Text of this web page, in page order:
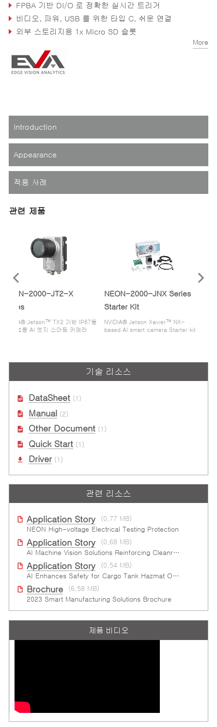
FPBA 기반 DI/O 로 정확한 실시간 트리거
비디오, 파워, USB 를 위한 타입 C, 쉬운 연결
외부 스토리지용 1x Micro SD 슬롯
4가지 타입의 이미지 센서, DI/O, 1x Lan 및 1x ComMore
Introduction
Appearance
적용 사례
관련 제품
NEON-2000-JT2-X
Series
NVIDIA® Jetson™ TX2 기반 IP67등
급 산업용 AI 엣지 스마트 카메라
NEON-2000-JNX Series
Starter Kit
NVIDIA® Jetson Xavier™ NX-
based AI smart camera Starter kit
기술 리소스
DataSheet(1)
Manual (2)
Other Document(1)
Quick Start(1)
Driver(1)
관련 리소스
Application Story
(0.77 MB)
NEON High-voltage Electrical Testing Protection
Application Story
(0.68 MB)
AI Machine Vision Solutions Reinforcing Cleanroom Entry Procedures
Application Story
(0.54 MB)
AI Enhances Safety for Cargo Tank Hazmat Oﬄoad at Semiconductor Factory
Brochure
(6.58 MB)
2023 Smart Manufacturing Solutions Brochure
제품 비디오